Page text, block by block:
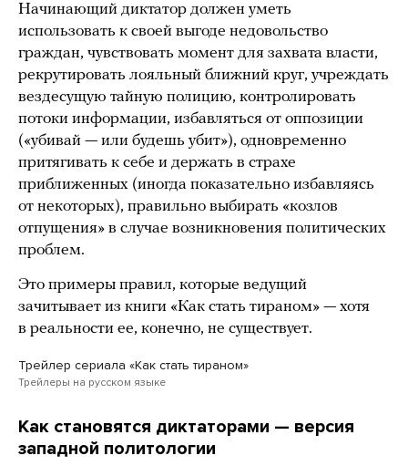
Начинающий диктатор должен уметь
использовать к своей выгоде недовольство
граждан, чувствовать момент для захвата власти,
рекрутировать лояльный ближний круг, учреждать
вездесущую тайную полицию, контролировать
потоки информации, избавляться от оппозиции
(«убивай — или будешь убит»), одновременно
притягивать к себе и держать в страхе
приближенных (иногда показательно избавляясь
от некоторых), правильно выбирать «козлов
отпущения» в случае возникновения политических
проблем.
Это примеры правил, которые ведущий
зачитывает из книги «Как стать тираном» — хотя
в реальности ее, конечно, не существует.
Трейлер сериала «Как стать тираном»
Трейлеры на русском языке
Как становятся диктаторами — версия
западной политологии